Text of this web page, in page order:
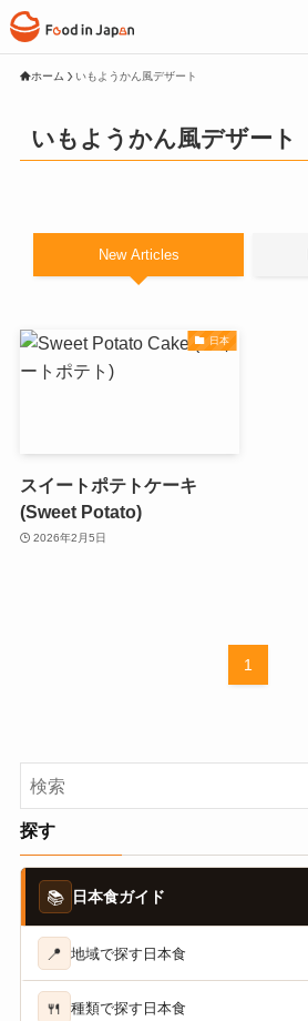
ホーム いもようかん風デザート
いもようかん風デザート
New Articles
日本
スイートポテトケーキ
(Sweet Potato)
2026年2月5日
1
探す
📚 日本食ガイド
📍 地域で探す日本食
🍴 種類で探す日本食